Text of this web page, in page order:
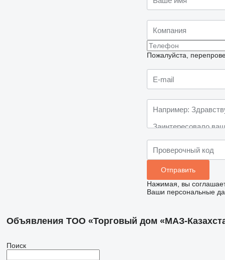
Пожалуйста,
Нажимая, вы
Ваши персональные
Объявления ТОО «Торговый дом «МАЗ-
Поиск